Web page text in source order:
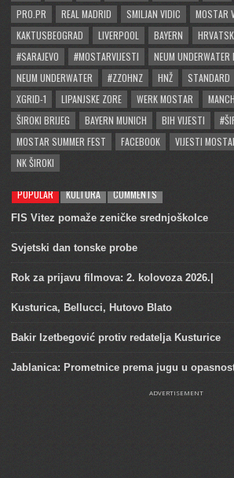
PRO.PR
REAL MADRID SMILJAN VIDIC MOSTAR
KAKTUSBEOGRAD
LIVERPOOL BAYERN
#SARAJEVO
#MOSTARVIJESTI
NEUM
NEUM UNDERWATER
#ZZOHNZ HNŽ STANDARD
XGRID-1
LIPANJSKE ZORE WERK MOSTAR
ŠIROKI BRIJEG
BAYERN MUNICH BIH VIJESTI
MOSTAR SUMMER FEST
FACEBOOK VIJESTI
NK ŠIROKI
POPULAR KULTURA COMMENTS
FIS Vitez pomaže zeničke srednjoškolce
Svjetski dan tonske probe
Rok za prijavu filmova: 2. kolovoza 2026.|
Kusturica, Bellucci, Hutovo Blato
Bakir Izetbegović protiv redatelja Kusturice
Jablanica: Prometnice prema jugu u
ADVERTISEMENT